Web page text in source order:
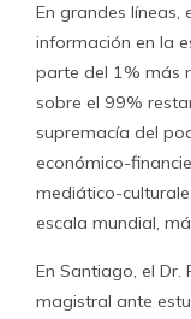
En grandes líneas,
información en la
parte del 1% más
sobre el 99%
supremacía del
económico-
mediático-
escala mundial,
En Santiago, el Dr.
magistral ante